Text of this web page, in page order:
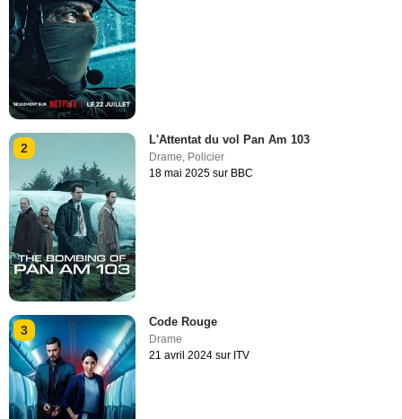
2
L'Attentat du vol Pan Am 103
Drame, Policier
18 mai 2025 sur BBC
3
Code Rouge
Drame
21 avril 2024 sur ITV